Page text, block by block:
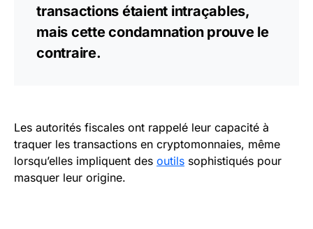
transactions étaient intraçables,
mais cette condamnation prouve le
contraire.
Les autorités fiscales ont rappelé leur capacité à
traquer les transactions en cryptomonnaies, même
lorsqu’elles impliquent des outils sophistiqués pour
masquer leur origine.